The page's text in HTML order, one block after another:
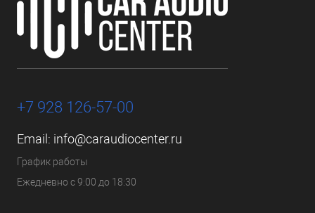
+7 928 126-57-00
Email: info@caraudiocenter.ru
График работы
Ежедневно с 9:00 до 18:30